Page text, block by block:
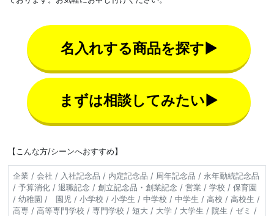
名入れする商品を探す▶
まずは相談してみたい▶
【こんな方/シーンへおすすめ】
企業 / 会社 / 入社記念品 / 内定記念品 / 周年記念品 / 永年勤続記念品
/ 予算消化 / 退職記念 / 創立記念品・創業記念 / 営業 / 学校 / 保育園
/ 幼稚園 / 園児 / 小学校 / 小学生 / 中学校 / 中学生 / 高校 / 高校生 /
高専 / 高等専門学校 / 専門学校 / 短大 / 大学 / 大学生 / 院生 / ゼミ /